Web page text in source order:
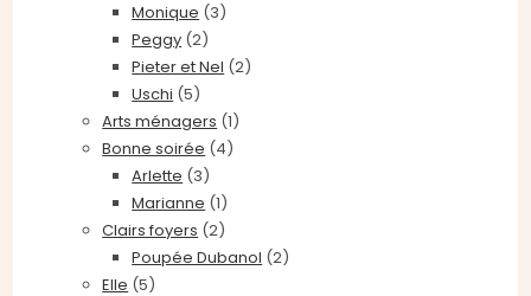
Monique (3)
Peggy (2)
Pieter et Nel (2)
Uschi (5)
Arts ménagers (1)
Bonne soirée (4)
Arlette (3)
Marianne (1)
Clairs foyers (2)
Poupée Dubanol (2)
Elle (5)